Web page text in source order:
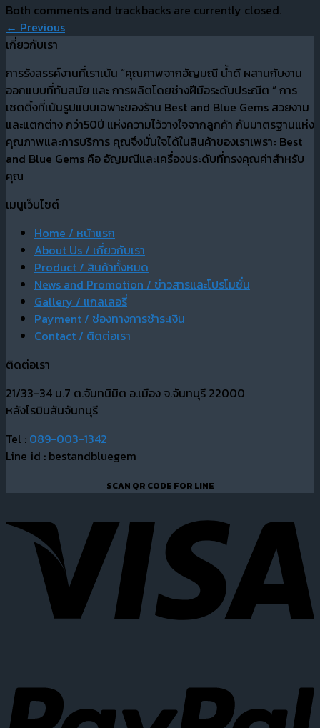
Both comments and trackbacks are currently closed.
← Previous
เกี่ยวกับเรา
การรังสรรค์งานที่เราเน้น “คุณภาพจากอัญมณี น้ำดี ผสานกับงาน
ออกแบบที่ทันสมัย และ การผลิตโดยช่างฝีมือระดับประณีต “ การ
เซตติ้งที่เน้นรูปแบบเฉพาะของร้าน Best and Blue Gems สวยงาม
และแตกต่าง กว่า50ปี แห่งความไว้วางใจจากลูกค้า กับมาตรฐานแห่ง
คุณภาพและการบริการ คุณจึงมั่นใจได้ในสินค้าของเราเพราะ Best
and Blue Gems คือ อัญมณีและเครื่องประดับที่ทรงคุณค่าสำหรับ
คุณ
เมนูเว็บไซต์
Home / หน้าแรก
About Us / เกี่ยวกับเรา
Product / สินค้าทั้งหมด
News and Promotion / ข่าวสารและโปรโมชั่น
Gallery / แกลเลอรี่
Payment / ช่องทางการชำระเงิน
Contact / ติดต่อเรา
ติดต่อเรา
21/33-34 ม.7 ต.จันทนิมิต อ.เมือง จ.จันทบุรี 22000
หลังโรบินสันจันทบุรี
Tel : 089-003-1342
Line id : bestandbluegem
SCAN QR CODE FOR LINE